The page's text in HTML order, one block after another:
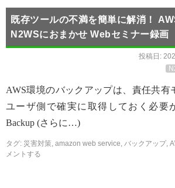
既存ツールの不満を簡単に解消！
N2WSにおまかせ Webセミナー録画
投稿日:
AWS環境のバックアップは、責任共有
ユーザ側で確実に取得しておく必要
Backup (さらに…)
タグ: 災害対策, amazon web service, バックアップ,
メントする